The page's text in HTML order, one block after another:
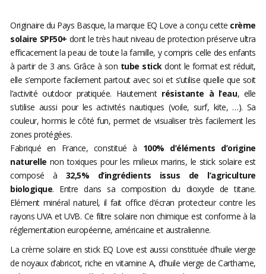
Originaire du Pays Basque, la marque EQ Love a conçu cette crème
solaire SPF50+ dont le très haut niveau de protection préserve ultra
efficacement la peau de toute la famille, y compris celle des enfants
à partir de 3 ans. Grâce à son tube stickdont le format est réduit,
elle s’emporte facilement partout avec soi et s’utilise quelle que soit
l’activité outdoor pratiquée. Hautement résistante à l’eau, elle
s’utilise aussi pour les activités nautiques (voile, surf, kite, …). Sa
couleur, hormis le côté fun, permet de visualiser très facilement les
zones protégées.
Fabriqué en France, constitué à 100% d’éléments d’origine
naturelle non toxiques pour les milieux marins, le stick solaire est
composé à 32,5% d’ingrédients issus de l’agriculture
biologique. Entre dans sa composition du dioxyde de titane.
Elément minéral naturel, il fait office d’écran protecteur contre les
rayons UVA et UVB. Ce filtre solaire non chimique est conforme à la
réglementation européenne, américaine et australienne.
La crème solaire en stick EQ Love est aussi constituée d’huile vierge
de noyaux d’abricot, riche en vitamine A, d’huile vierge de Carthame,